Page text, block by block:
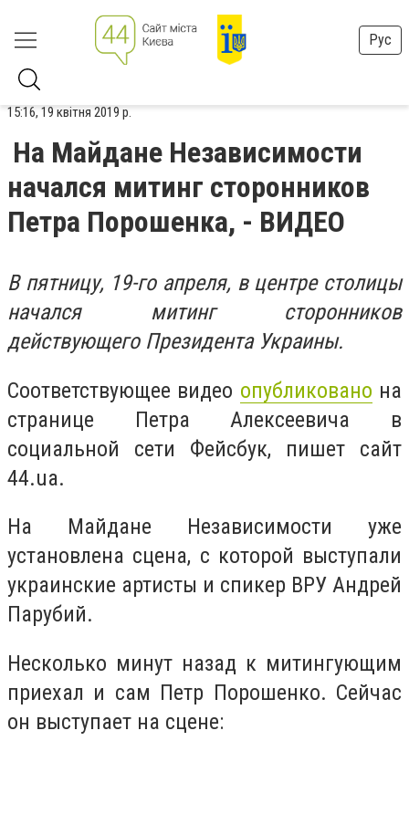
Рус
15:16, 19 квітня 2019 р.
На Майдане Независимости
начался митинг сторонников
Петра Порошенка, - ВИДЕО
В пятницу, 19-го апреля, в центре столицы
начался митинг сторонников
действующего Президента Украины.
Соответствующее видео опубликовано на
странице Петра Алексеевича в
социальной сети Фейсбук, пишет сайт
44.ua.
На Майдане Независимости уже
установлена сцена, с которой выступали
украинские артисты и спикер ВРУ Андрей
Парубий.
Несколько минут назад к митингующим
приехал и сам Петр Порошенко. Сейчас
он выступает на сцене: